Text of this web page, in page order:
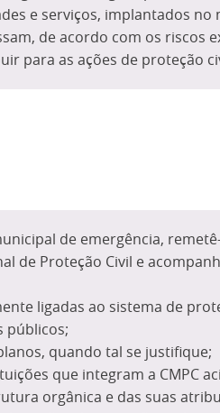
e serviços, implantados no
de acordo com os riscos
para as ações de proteção
de emergência,
de Proteção Civil e
ligadas ao sistema de
públicos;
quando tal se justifique;
que integram a CMPC
orgânica e das suas